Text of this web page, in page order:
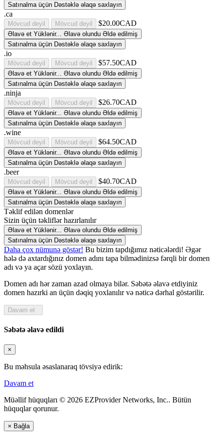
Satınalma üçün Dəstəklə əlaqə saxlayın
.ca
Mövcud deyil Mövcud deyil $20.00CAD
Əlavə et Yüklənir... Əlavə olundu Əldə edilmiş
Satınalma üçün Dəstəklə əlaqə saxlayın
.io
Mövcud deyil Mövcud deyil $57.50CAD
Əlavə et Yüklənir... Əlavə olundu Əldə edilmiş
Satınalma üçün Dəstəklə əlaqə saxlayın
.ninja
Mövcud deyil Mövcud deyil $26.70CAD
Əlavə et Yüklənir... Əlavə olundu Əldə edilmiş
Satınalma üçün Dəstəklə əlaqə saxlayın
.wine
Mövcud deyil Mövcud deyil $64.50CAD
Əlavə et Yüklənir... Əlavə olundu Əldə edilmiş
Satınalma üçün Dəstəklə əlaqə saxlayın
.beer
Mövcud deyil Mövcud deyil $40.70CAD
Əlavə et Yüklənir... Əlavə olundu Əldə edilmiş
Satınalma üçün Dəstəklə əlaqə saxlayın
Təklif edilən domenlər
Sizin üçün təkliflər hazırlanılır
Əlavə et Yüklənir... Əlavə olundu Əldə edilmiş
Satınalma üçün Dəstəklə əlaqə saxlayın
Daha çox nümunə göstər! Bu bizim tapdığımız nəticələrdi! Əgər
hələ də axtardığınız domen adını tapa bilmədinizsə fərqli bir domen
adı və ya açar sözü yoxlayın.
Domen adı hər zaman azad olmaya bilər. Səbətə əlavə etdiyiniz
domen hazırki an üçün dəqiq yoxlanılır və nəticə dərhal göstərilir.
Səbətə əlavə edildi
×
Bu məhsula əsaslanaraq tövsiyə edirik:
Davam et
Müəllif hüquqları © 2026 EZProvider Networks, Inc.. Bütün
hüquqlar qorunur.
× Bağla